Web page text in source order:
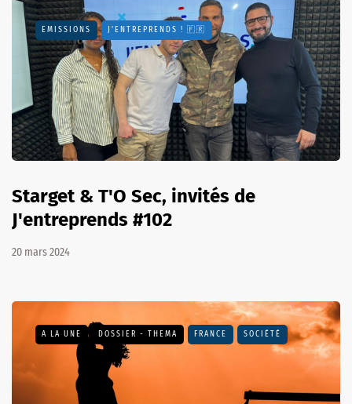
EMISSIONS J'ENTREPRENDS ! 🇫🇷
Starget & T'O Sec, invités de
J'entreprends #102
20 mars 2024
A LA UNE DOSSIER - THEMA FRANCE SOCIÉTÉ